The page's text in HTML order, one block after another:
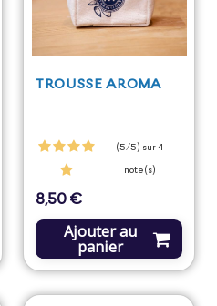
TROUSSE AROMA
(5/5) sur 4
note(s)
Prix
8,50 €
Ajouter au
panier